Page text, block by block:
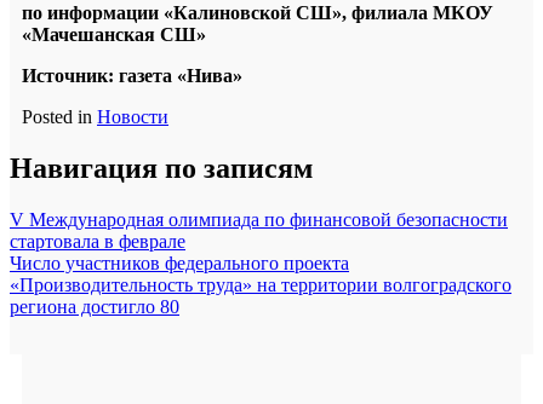
по информации «Калиновской СШ», филиала МКОУ
«Мачешанская СШ»
Источник: газета «Нива»
Posted in Новости
Навигация по записям
V Международная олимпиада по финансовой безопасности
стартовала в феврале
Число участников федерального проекта
«Производительность труда» на территории волгоградского
региона достигло 80